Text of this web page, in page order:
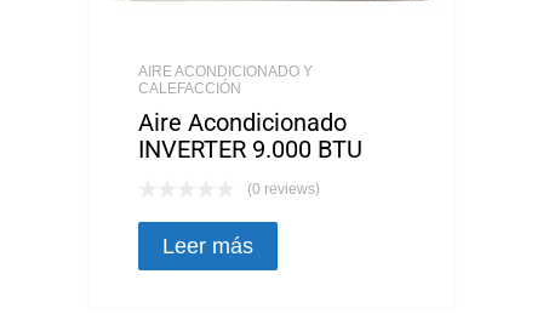
AIRE ACONDICIONADO Y
CALEFACCIÓN
Aire Acondicionado
INVERTER 9.000 BTU
(0 reviews)
Leer más